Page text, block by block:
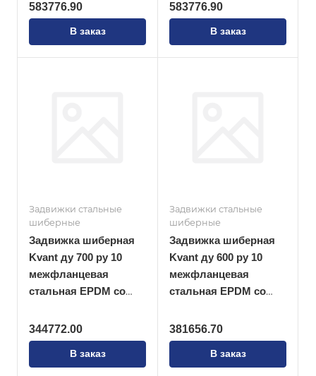
583776.90
В заказ
583776.90
В заказ
Задвижки стальные
шиберные
Задвижка шиберная
Kvant ду 700 ру 10
межфланцевая
стальная EPDM со
344772.00
В заказ
Задвижки стальные
шиберные
Задвижка шиберная
Kvant ду 600 ру 10
межфланцевая
стальная EPDM со
381656.70
В заказ